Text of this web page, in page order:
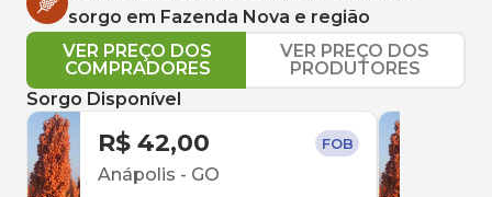
sorgo em Fazenda Nova e região
VER PREÇO DOS
COMPRADORES
VER PREÇO DOS
PRODUTORES
Sorgo Disponível
R$ 42,00 FOB
Anápolis - GO